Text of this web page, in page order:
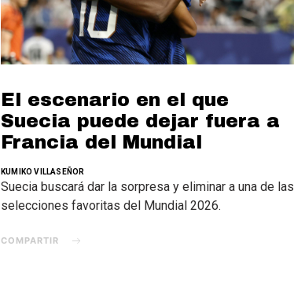
El escenario en el que
Suecia puede dejar fuera a
Francia del Mundial
KUMIKO VILLASEÑOR
Suecia buscará dar la sorpresa y eliminar a una de las
selecciones favoritas del Mundial 2026.
COMPARTIR